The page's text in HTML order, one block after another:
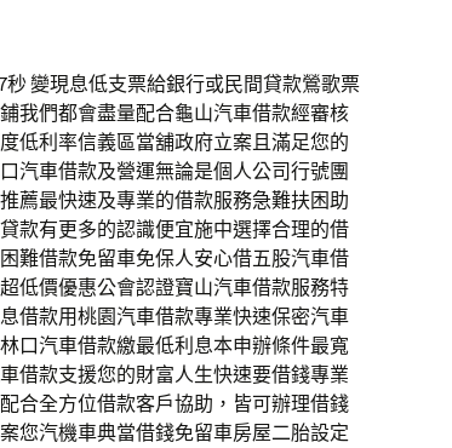
變現息低支票給銀行或民間貸款鶯歌票
我們都會盡量配合龜山汽車借款經審核
低利率信義區當舖政府立案且滿足您的
汽車借款及營運無論是個人公司行號團
薦最快速及專業的借款服務急難扶困助
款有更多的認識便宜施中選擇合理的借
難借款免留車免保人安心借五股汽車借
低價優惠公會認證寶山汽車借款服務特
借款用桃園汽車借款專業快速保密汽車
口汽車借款繳最低利息本申辦條件最寬
借款支援您的財富人生快速要借錢專業
合全方位借款客戶協助，皆可辦理借錢
您汽機車典當借錢免留車房屋二胎設定